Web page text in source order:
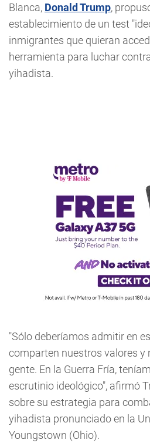
Blanca, Donald Trump,
establecimiento de un test
inmigrantes que quieran
herramienta para luchar
yihadista.
"Sólo deberíamos admitir en
comparten nuestros valores y
gente. En la Guerra Fría,
escrutinio ideológico", afirmó
sobre su estrategia para
yihadista pronunciado en la
Youngstown (Ohio).